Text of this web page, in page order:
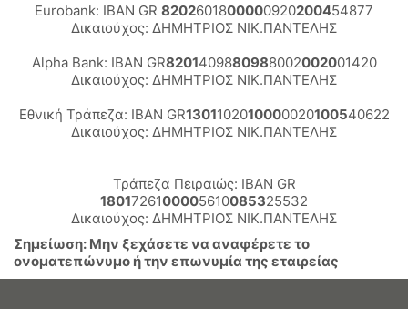
Eurobank: IBAN GR 8202601800000920200454877
Δικαιούχος: ΔΗΜΗΤΡΙΟΣ ΝΙΚ.ΠΑΝΤΕΛΗΣ
Alpha Bank: IBAN GR8201409880988002002001420
Δικαιούχος: ΔΗΜΗΤΡΙΟΣ ΝΙΚ.ΠΑΝΤΕΛΗΣ
Εθνική Τράπεζα: IBAN GR1301102010000020100540622
Δικαιούχος: ΔΗΜΗΤΡΙΟΣ ΝΙΚ.ΠΑΝΤΕΛΗΣ
Τράπεζα Πειραιώς: IBAN GR
1801726100005610085325532
Δικαιούχος: ΔΗΜΗΤΡΙΟΣ ΝΙΚ.ΠΑΝΤΕΛΗΣ
Σημείωση: Μην ξεχάσετε να αναφέρετε το
ονοματεπώνυμο ή την επωνυμία της εταιρείας